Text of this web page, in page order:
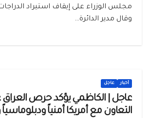
وقال مدير الدائرة…
أخبار عاجل
عاجل | ‏‏الكاظمي يؤكد حرص العراق
التعاون مع أمريكا أمنياً